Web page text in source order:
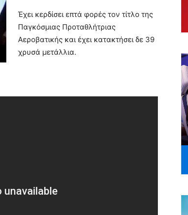
Έχει κερδίσει επτά φορές τον τίτλο της
Παγκόσμιας Προταθλήτριας
Αεροβατικής και έχει κατακτήσει δε 39
χρυσά μετάλλια.